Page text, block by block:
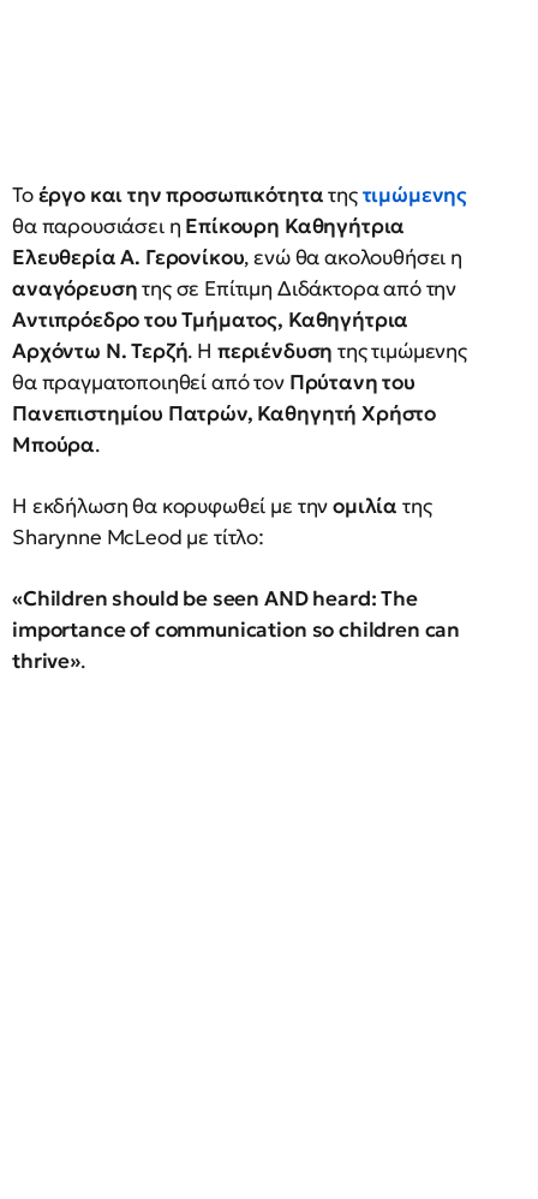
Τοέργο και την προσωπικότητατηςτιμώμενης
θα παρουσιάσει η Επίκουρη Καθηγήτρια
Ελευθερία Α. Γερονίκου, ενώ θα ακολουθήσει η
αναγόρευσητης σε Επίτιμη Διδάκτορα από την
Αντιπρόεδρο του Τμήματος, Καθηγήτρια
Αρχόντω Ν. Τερζή. Η περιένδυση της τιμώμενης
θα πραγματοποιηθεί από τον Πρύτανη του
Πανεπιστημίου Πατρών, Καθηγητή Χρήστο
Μπούρα.
Η εκδήλωση θα κορυφωθεί με τηνομιλία της
Sharynne McLeod με τίτλο:
«Children should be seen AND heard: The
importance of communication so children can
thrive».